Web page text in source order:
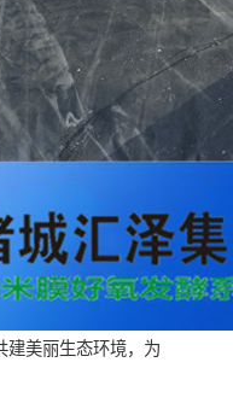
建美丽生态环境，为